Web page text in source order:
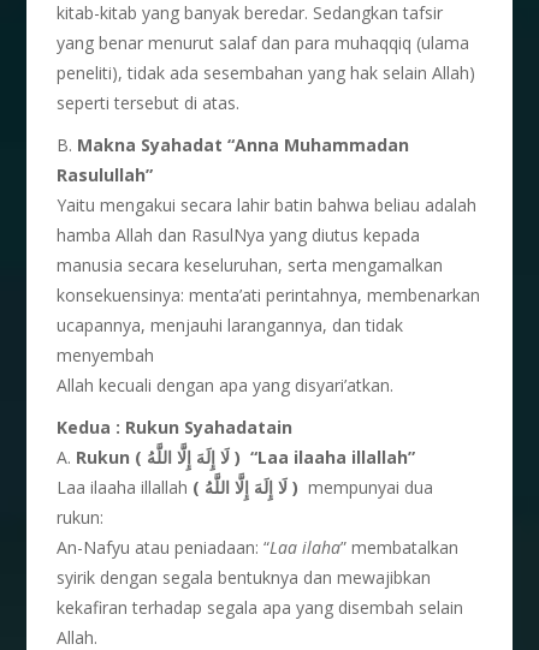
kitab-kitab yang banyak beredar. Sedangkan tafsir
yang benar menurut salaf dan para muhaqqiq (ulama
peneliti), tidak ada sesembahan yang hak selain Allah)
seperti tersebut di atas.
B. Makna Syahadat “Anna Muhammadan
Rasulullah”
Yaitu mengakui secara lahir batin bahwa beliau adalah
hamba Allah dan RasulNya yang diutus kepada
manusia secara keseluruhan, serta mengamalkan
konsekuensinya: menta’ati perintahnya, membenarkan
ucapannya, menjauhi larangannya, dan tidak
menyembah
Allah kecuali dengan apa yang disyari’atkan.
Kedua : Rukun Syahadatain
A.
Rukun ( لَا إِلَهَ إِلَّا اللَّهُ ) “Laa ilaaha illallah”
Laa ilaaha illallah
( لَا إِلَهَ إِلَّا اللَّهُ ) mempunyai dua
rukun:
An-Nafyu atau peniadaan: “Laa ilaha” membatalkan
syirik dengan segala bentuknya dan mewajibkan
kekafiran terhadap segala apa yang disembah selain
Allah.